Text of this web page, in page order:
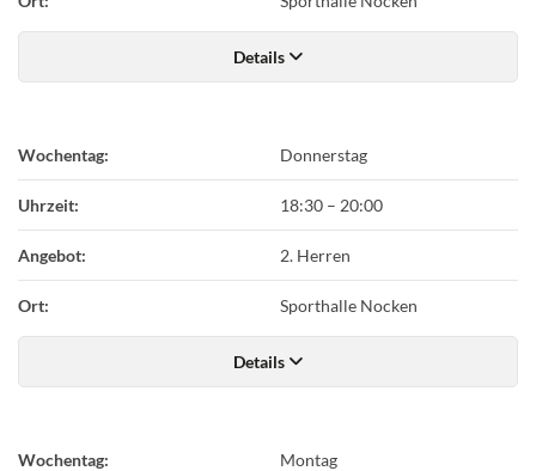
Details
Wochentag: Donnerstag
Uhrzeit: 18:30 – 20:00
Angebot: 2. Herren
Ort: Sporthalle Nocken
Details
Wochentag: Montag